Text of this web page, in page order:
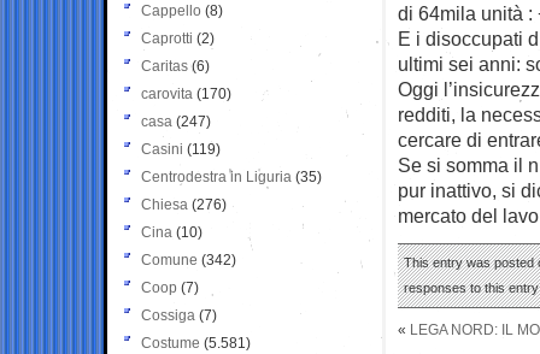
di 64mila unità :
E i disoccupati
ultimi sei anni:
Oggi
redditi, la
cercare di
Se si somma il
pur inattivo, si
mercato del
This entry was posted
responses to this
« LEGA NORD: IL
Cappello (8)
Caprotti (2)
Caritas (6)
carovita (170)
casa (247)
Casini (119)
Centrodestra in Liguria (35)
Chiesa (276)
Cina (10)
Comune (342)
Coop (7)
Cossiga (7)
Costume (5.581)